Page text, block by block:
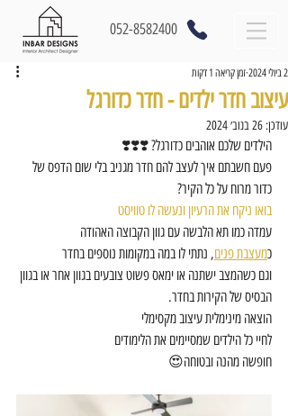
052-8582400
עיצוב חדר ילדים - חדר כדורגל
2 ביולי 2024 זמן קריאה 1 דקות
עודכן: 26 בנוב׳ 2024
הילדים שלכם אוהבים כדורגל? ❣️❣️❣️
פעם חשבתם איך לעצב להם חדר מגניב בלי שום הדפס של
כדור מרוח על כל הקיר?
בואו ניקח את הרעיון ונעשה לו טוויסט
עמדה כמו תא הלבשה עם גוון הקבוצה האהודה
כמעצבת פנים, נתתי לו במה במקומות נוספים בחדר
וגם כשהמצב ישתנה או ימאס פשוט צובעים בגוון אחר או בגוון
הבסיס של הקירות בחדר.
הוצאה מינימלית עיצוב מקסימלי
לחיי כל הילדים שמסיימים את הלימודים
חופשה מהנה ובטוחה😍